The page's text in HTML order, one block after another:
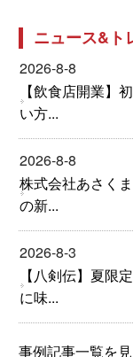
ニュース&ト
2026-8-8
【飲食店開業】
い方...
2026-8-8
株式会社あさく
の新...
2026-8-3
【八剣伝】夏限
に味...
事例記事一覧を